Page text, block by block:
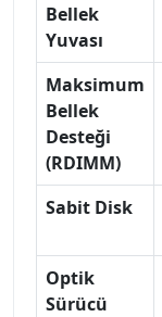
Bellek
Yuvası
Maksimum
Bellek
Desteği
(RDIMM)
Sabit Disk
Optik
Sürücü